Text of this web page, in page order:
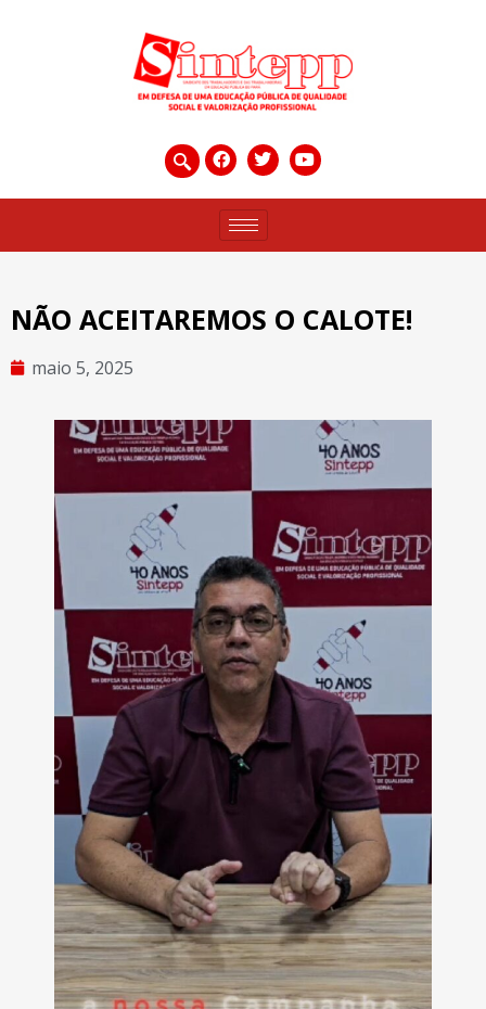
NÃO ACEITAREMOS O CALOTE!
maio 5, 2025